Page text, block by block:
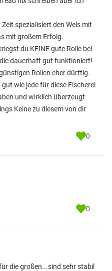
spezialisiert den Wels mit
mit großem Erfolg.
du KEINE gute Rolle bei
dauerhaft gut funktioniert!
Rollen eher dürftig.
wie jede für diese Fischerei
und wirklich überzeugt
Keine zu diesem von dir
0
0
die großen...sind sehr stabil